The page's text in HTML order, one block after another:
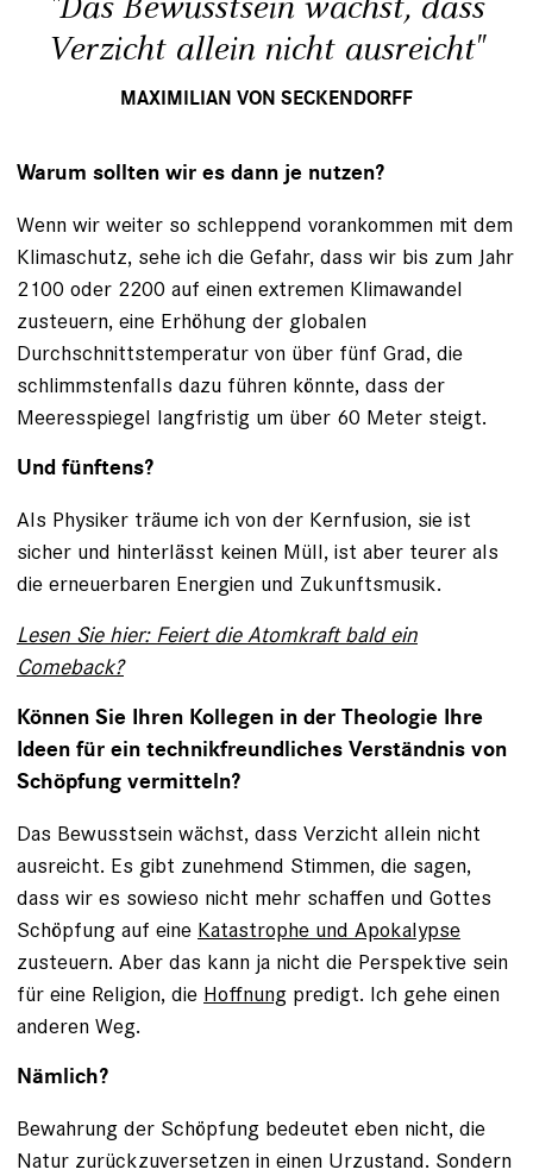
Verzicht allein nicht ausreicht"
MAXIMILIAN VON SECKENDORFF
Warum sollten wir es dann je nutzen?
Wenn wir weiter so schleppend vorankommen mit dem
Klimaschutz, sehe ich die Gefahr, dass wir bis zum Jahr
2100 oder 2200 auf einen extremen Klimawandel
zusteuern, eine Erhöhung der globalen
Durchschnittstemperatur von über fünf Grad, die
schlimmstenfalls dazu führen könnte, dass der
Meeresspiegel langfristig um über 60 Meter steigt.
Und fünftens?
Als Physiker träume ich von der Kernfusion, sie ist
sicher und hinterlässt keinen Müll, ist aber teurer als
die erneuerbaren Energien und Zukunftsmusik.
Lesen Sie hier: Feiert die Atomkraft bald ein
Comeback?
Können Sie Ihren Kollegen in der Theologie Ihre
Ideen für ein technikfreundliches Verständnis von
Schöpfung vermitteln?
Das Bewusstsein wächst, dass Verzicht allein nicht
ausreicht. Es gibt zunehmend Stimmen, die sagen,
dass wir es sowieso nicht mehr schaffen und Gottes
Schöpfung auf eine Katastrophe und Apokalypse
zusteuern. Aber das kann ja nicht die Perspektive sein
für eine Religion, die Hoffnung predigt. Ich gehe einen
anderen Weg.
Nämlich?
Bewahrung der Schöpfung bedeutet eben nicht, die
Natur zurückzuversetzen in einen Urzustand. Sondern